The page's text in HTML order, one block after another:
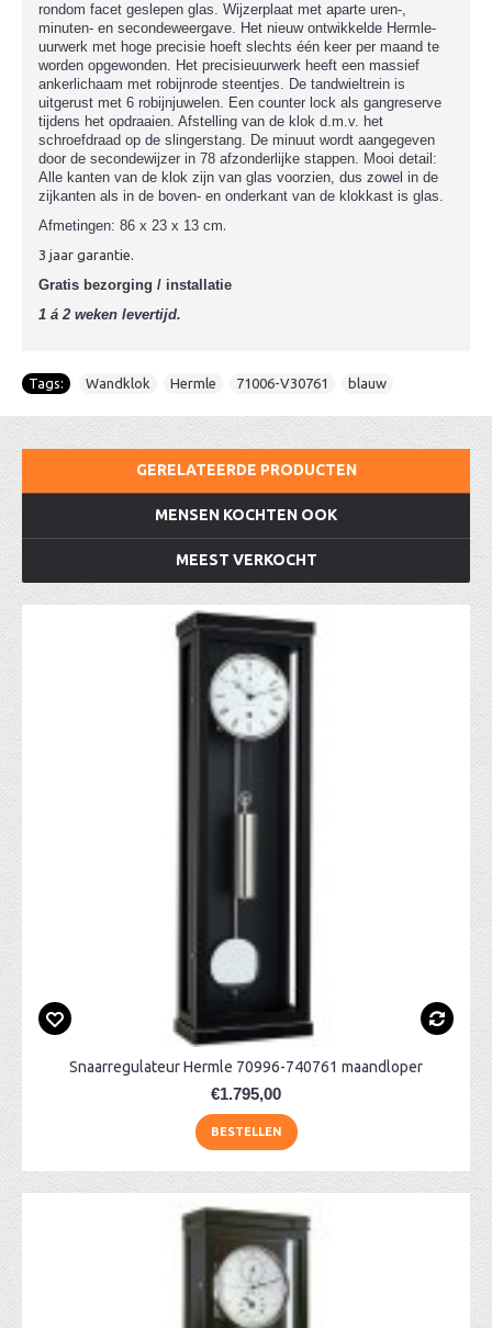
rondom facet geslepen glas. Wijzerplaat met aparte uren-,
minuten- en secondeweergave. Het nieuw ontwikkelde Hermle-
uurwerk met hoge precisie hoeft slechts één keer per maand te
worden opgewonden. Het precisieuurwerk heeft een massief
ankerlichaam met robijnrode steentjes. De tandwieltrein is
uitgerust met 6 robijnjuwelen. Een counter lock als gangreserve
tijdens het opdraaien. Afstelling van de klok d.m.v. het
schroefdraad op de slingerstang. De minuut wordt aangegeven
door de secondewijzer in 78 afzonderlijke stappen. Mooi detail:
Alle kanten van de klok zijn van glas voorzien, dus zowel in de
zijkanten als in de boven- en onderkant van de klokkast is glas.
Afmetingen: 86 x 23 x 13 cm.
3 jaar garantie.
Gratis bezorging / installatie
1 á 2 weken levertijd.
Tags: Wandklok Hermle 71006-V30761 blauw
GERELATEERDE PRODUCTEN
MENSEN KOCHTEN OOK
MEEST VERKOCHT
Snaarregulateur Hermle 70996-740761 maandloper
€1.795,00
BESTELLEN